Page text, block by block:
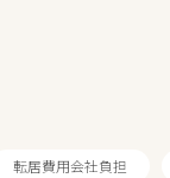
転居費用会社負担